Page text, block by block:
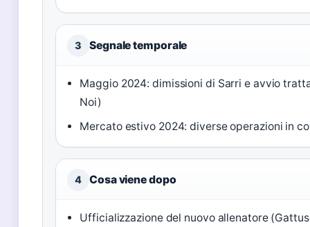
3 Segnale temporale
Maggio 2024: dimissioni di Sarri e avvio
Noi)
Mercato estivo 2024: diverse operazioni in
4 Cosa viene dopo
Ufficializzazione del nuovo allenatore